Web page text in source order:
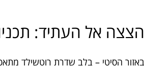
הצצה אל העתיד: